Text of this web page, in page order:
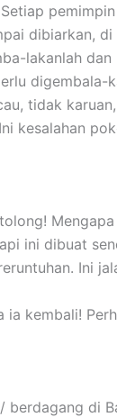
dibiarkan,
lakanlah
tidak
kesalahan
ini dibuat
Ini
kembali!
di